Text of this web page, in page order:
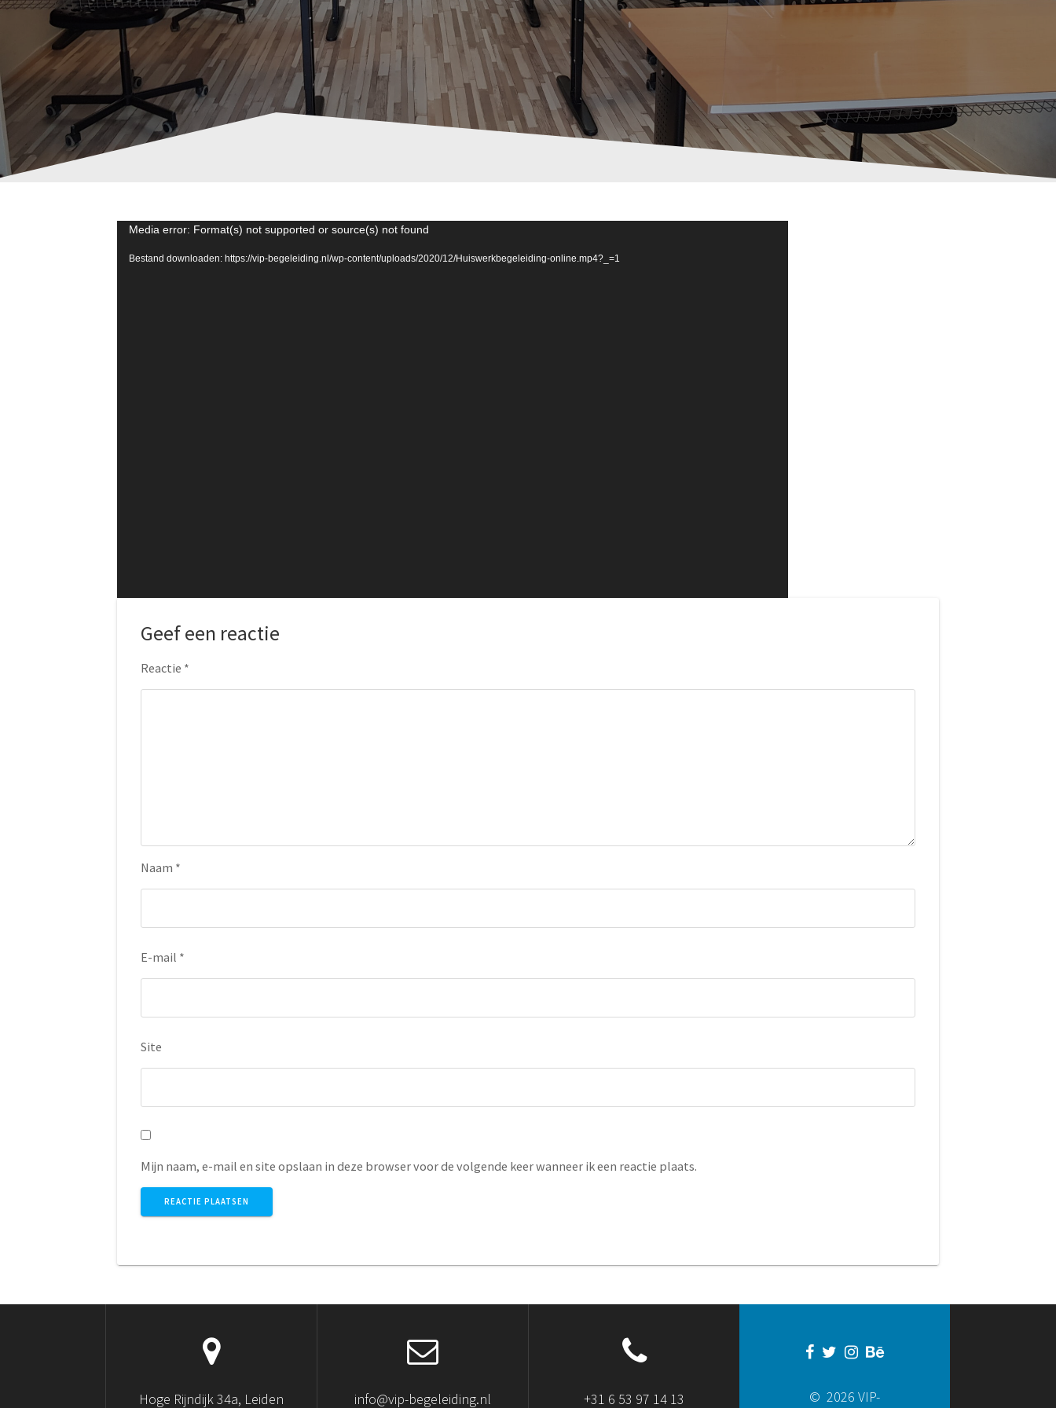
Videospeler
Media error: Format(s) not supported or source(s) not found
Bestand downloaden: https://vip-begeleiding.nl/wp-content/uploads/2020/12/Huiswerkbegeleiding-online.mp4?_=1
Geef een reactie
Reactie *
Naam *
E-mail *
Site
Mijn naam, e-mail en site opslaan in deze browser voor de volgende keer wanneer ik een reactie plaats.
Hoge Rijndijk 34a, Leiden info@vip-begeleiding.nl +31 6 53 97 14 13 © 2026 VIP-